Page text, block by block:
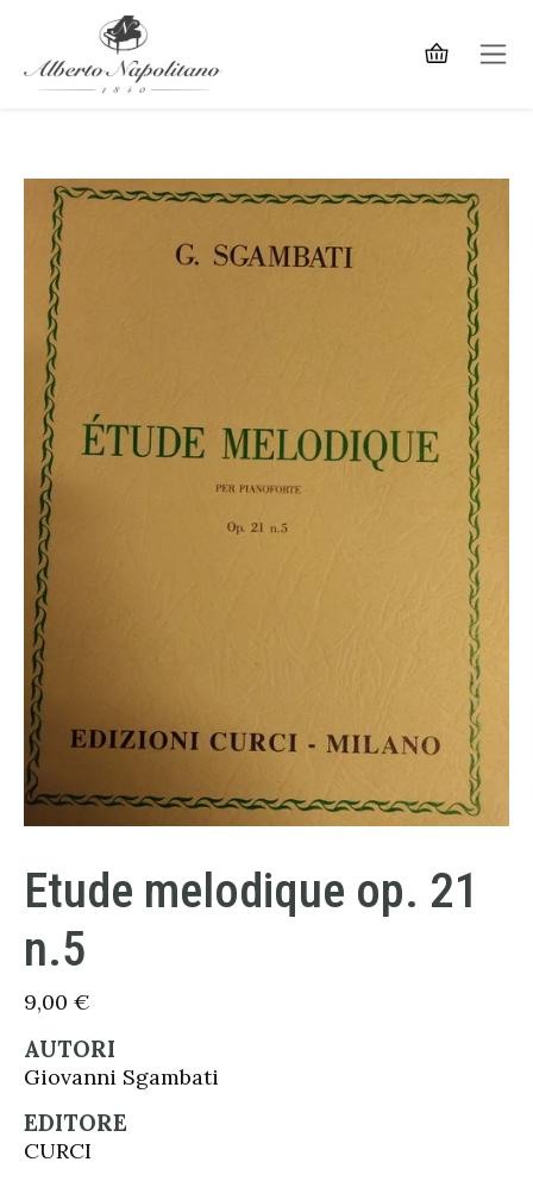
Etude melodique op. 21
n.5
9,00 €
AUTORI
Giovanni Sgambati
EDITORE
CURCI